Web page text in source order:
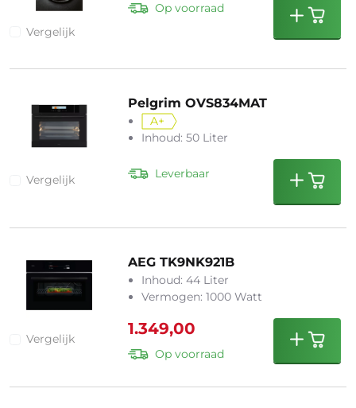
Vergelijk
Op voorraad
Vergelijk
Pelgrim OVS834MAT
A+
Inhoud: 50 Liter
Leverbaar
Vergelijk
AEG TK9NK921B
Inhoud: 44 Liter
Vermogen: 1000 Watt
1.349,00
Op voorraad